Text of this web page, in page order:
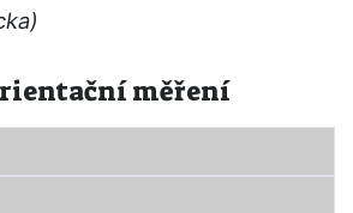
měření